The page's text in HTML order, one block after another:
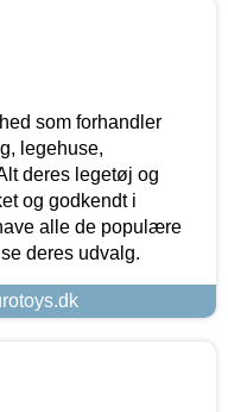
som forhandler
legehuse,
deres legetøj og
og godkendt i
alle de populære
deres udvalg.